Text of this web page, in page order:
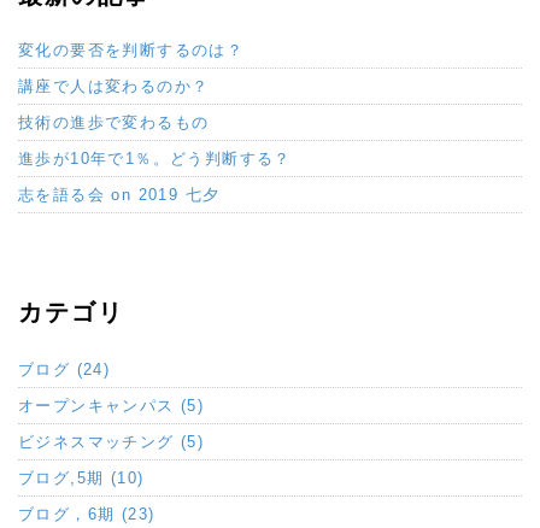
変化の要否を判断するのは？
講座で人は変わるのか？
技術の進歩で変わるもの
進歩が10年で1％。どう判断する？
志を語る会 on 2019 七夕
カテゴリ
ブログ (24)
オープンキャンパス (5)
ビジネスマッチング (5)
ブログ,5期 (10)
ブログ，6期 (23)